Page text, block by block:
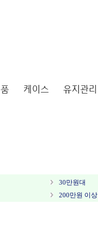
30만원대
200만원 이상